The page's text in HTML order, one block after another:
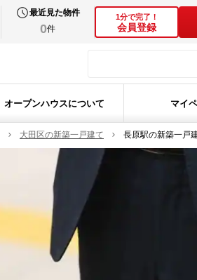
最近見た物件
0件
1分で完了！
会員登録
オープンハウスについて マイ
大田区の新築一戸建て 長原駅の新築一戸